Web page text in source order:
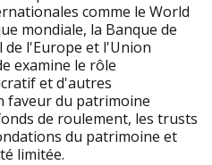
comme le World
mondiale, la Banque de
de l'Europe et l'Union
examine le rôle
et d'autres
faveur du patrimoine
de roulement, les trusts
du patrimoine et
limitée.